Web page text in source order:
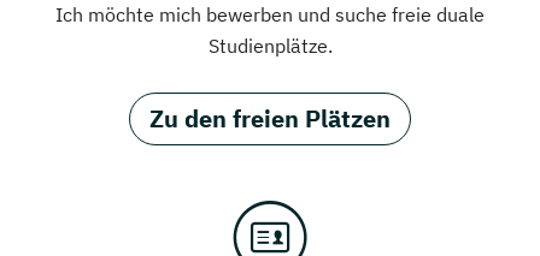
Ich möchte mich bewerben und suche freie duale
Studienplätze.
Zu den freien Plätzen